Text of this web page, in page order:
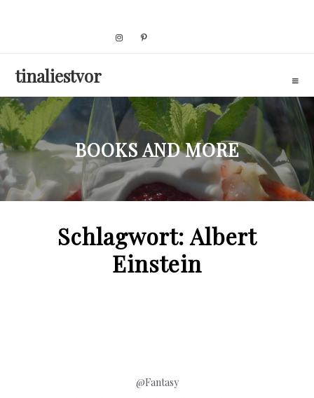
tinaliestvor
BOOKS AND MORE
Schlagwort:Albert
Einstein
@Fantasy